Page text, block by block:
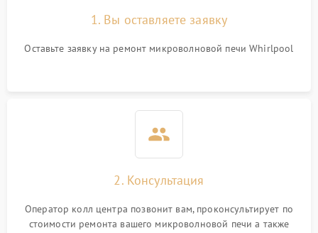
1. Вы оставляете заявку
Оставьте заявку на ремонт микроволновой печи Whirlpool
2. Консультация
Оператор колл центра позвонит вам, проконсультирует по
стоимости ремонта вашего микроволновой печи а также